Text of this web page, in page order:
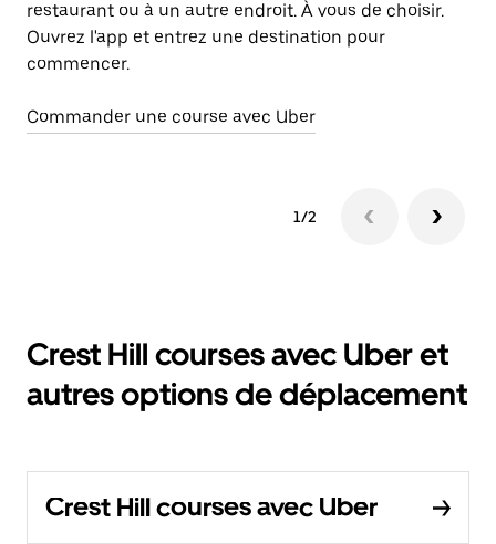
restaurant ou à un autre endroit. À vous de choisir.
Ouvrez l'app et entrez une destination pour
commencer.
Commander une course avec Uber
1/2
Crest Hill courses avec Uber et
autres options de déplacement
Crest Hill courses avec Uber